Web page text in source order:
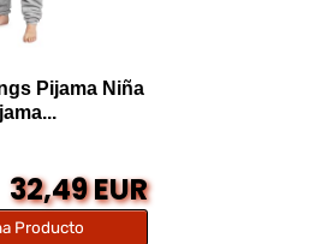
Pijama Niña
32,49 EUR
Producto